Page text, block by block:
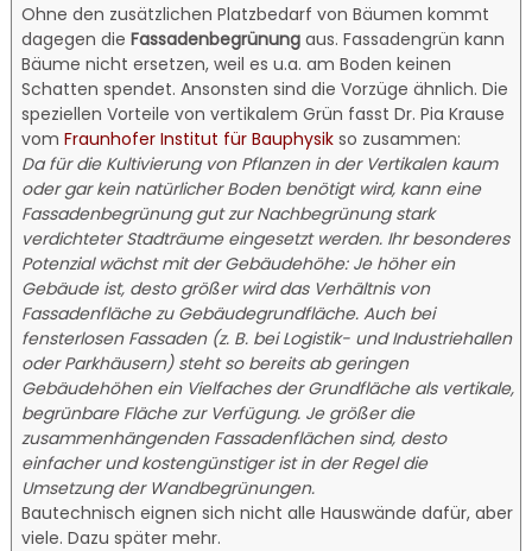
Ohne den zusätzlichen Platzbedarf von Bäumen kommt
dagegen dieFassadenbegrünung aus. Fassadengrün kann
Bäume nicht ersetzen, weil es u.a. am Boden keinen
Schatten spendet. Ansonsten sind die Vorzüge ähnlich. Die
speziellen Vorteile von vertikalem Grün fasst Dr. Pia Krause
vomFraunhofer Institut für Bauphysik so zusammen:
Da für die Kultivierung von Pflanzen in der Vertikalen kaum
oder gar kein natürlicher Boden benötigt wird, kann eine
Fassadenbegrünung gut zur Nachbegrünung stark
verdichteter Stadträume eingesetzt werden. Ihr besonderes
Potenzial wächst mit der Gebäudehöhe: Je höher ein
Gebäude ist, desto größer wird das Verhältnis von
Fassadenfläche zu Gebäudegrundfläche. Auch bei
fensterlosen Fassaden (z. B. bei Logistik- und Industriehallen
oder Parkhäusern) steht so bereits ab geringen
Gebäudehöhen ein Vielfaches der Grundfläche als vertikale,
begrünbare Fläche zur Verfügung. Je größer die
zusammenhängenden Fassadenflächen sind, desto
einfacher und kostengünstiger ist in der Regel die
Umsetzung der Wandbegrünungen.
Bautechnisch eignen sich nicht alle Hauswände dafür, aber
viele. Dazu später mehr.